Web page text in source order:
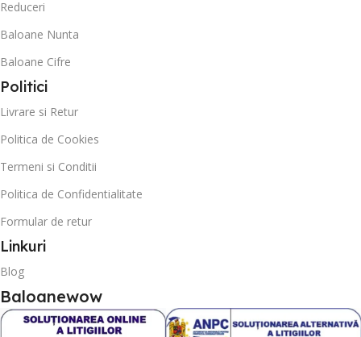
Reduceri
Baloane Nunta
Baloane Cifre
Politici
Livrare si Retur
Politica de Cookies
Termeni si Conditii
Politica de Confidentialitate
Formular de retur
Linkuri
Blog
Baloanewow